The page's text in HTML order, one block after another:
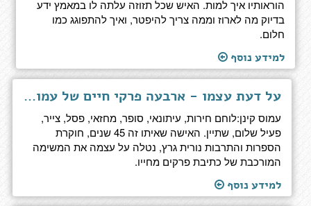
הוראותיו איך למות. האיש שכל תזוזה עלתה לו במאמץ ידע
בדיוק מה לארוז וממה צריך להיפטר, ואיך להתפוגג כמו
חלום.
למידע נוסף
על דעת עצמו - ארבעה פרקי חיים של עמוס קינן
עמוס קינן:לוחם חירות, עיתונאי, סופר, מחזאי, פסל, צייר,
פעיל שלום, שתיין. האישה שאיתו זה 45 שנים, חוקרת
הספרות והתרבות נורית גרץ, נטלה על עצמה את המשימה
המורכבת של כתיבת פרקים מחייו.
למידע נוסף